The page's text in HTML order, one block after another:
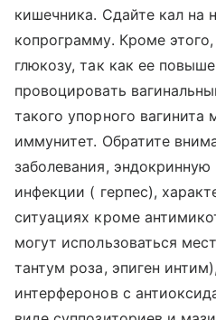
кишечника. Сдайте кал на
копрограмму. Кроме
глюкозу, так как ее
провоцировать
такого упорного
иммунитет. Обратите
заболевания,
инфекции ( герпес),
ситуациях кроме
могут использоваться
тантум роза, эпиген
интерферонов с